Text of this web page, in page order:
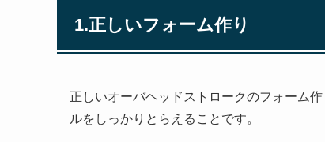
1.正しいフォーム作り
正しいオーバヘッドストロークのフォーム
ルをしっかりとらえることです。